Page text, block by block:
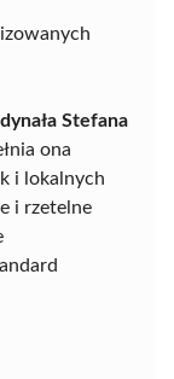
Stefana
ona
i lokalnych
i rzetelne